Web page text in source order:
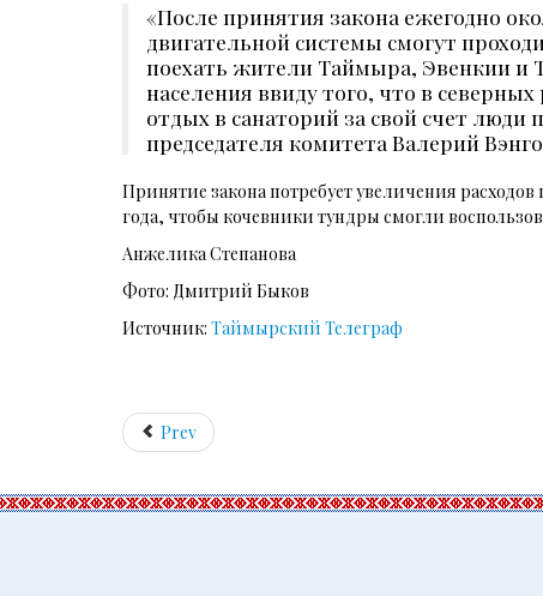
«После принятия закона ежегодно
двигательной системы смогут
поехать жители Таймыра, Эвенкии и
населения ввиду того, что в
отдых в санаторий за свой счет люди
председателя комитета Валерий Вэнго.
Принятие закона потребует увеличения
года, чтобы кочевники тундры смогли
Анжелика Степанова
Фото: Дмитрий Быков
Источник: Таймырский Телеграф
Prev